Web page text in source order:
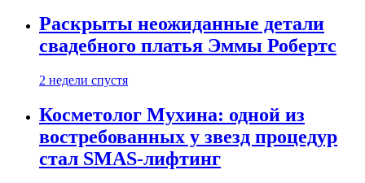
Раскрыты неожиданные детали
свадебного платья Эммы Робертс
2 недели спустя
Косметолог Мухина: одной из
востребованных у звезд процедур
стал SMAS-лифтинг